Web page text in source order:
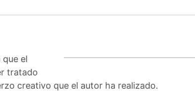
el
tratado
creativo que el autor ha realizado.